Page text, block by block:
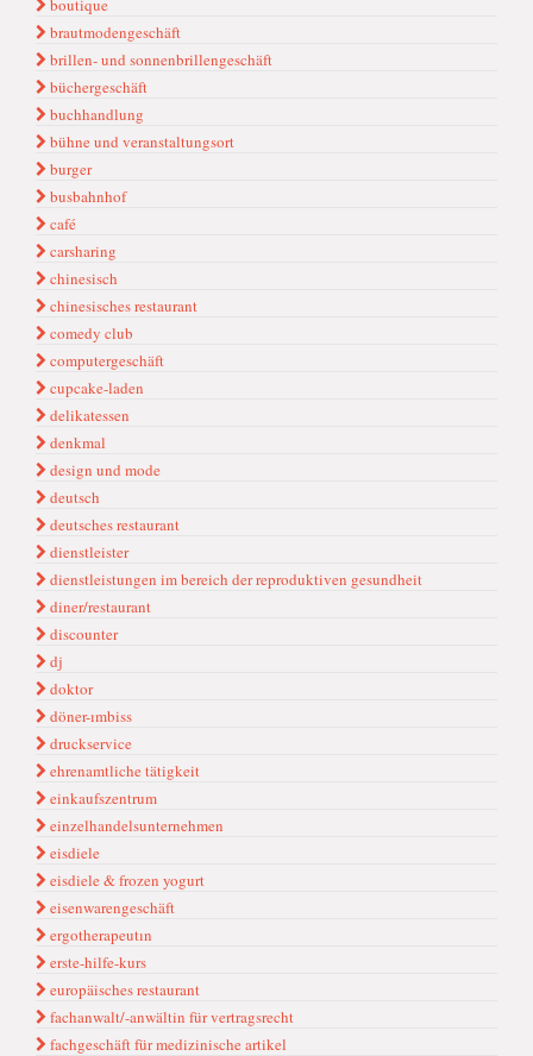
boutique
brautmodengeschäft
brillen- und sonnenbrillengeschäft
büchergeschäft
buchhandlung
bühne und veranstaltungsort
burger
busbahnhof
café
carsharing
chinesisch
chinesisches restaurant
comedy club
computergeschäft
cupcake-laden
delikatessen
denkmal
design und mode
deutsch
deutsches restaurant
dienstleister
dienstleistungen im bereich der reproduktiven gesundheit
diner/restaurant
discounter
dj
doktor
döner-ımbiss
druckservice
ehrenamtliche tätigkeit
einkaufszentrum
einzelhandelsunternehmen
eisdiele
eisdiele & frozen yogurt
eisenwarengeschäft
ergotherapeutın
erste-hilfe-kurs
europäisches restaurant
fachanwalt/-anwältin für vertragsrecht
fachgeschäft für medizinische artikel